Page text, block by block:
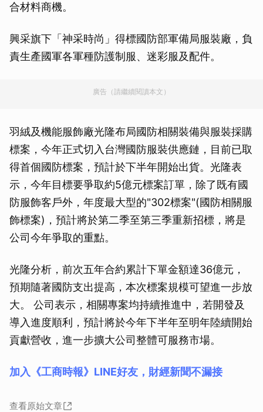
合材料商機。
興采旗下「神采時尚」得標國防部軍備局服裝廠，負
責生產國軍各軍種防護制服、迷彩服及配件。
廣告（請繼續閱讀本文）
羽絨及機能服飾廠光隆布局國防相關裝備與服裝採購
標案，今年正式切入台灣國防服裝供應鏈，目前已取
得首個國防標案，預計於下半年開始出貨。光隆表
示，今年目標要爭取約5億元標案訂單，除了既有國
防服飾客戶外，年度最大型的"302標案"(國防相關服
飾標案)，預計將於第二季至第三季重新招標，將是
公司今年爭取的重點。
光隆分析，前次五年合約累計下單金額達36億元，
預期隨著國防支出提高，本次標案規模可望進一步放
大。 公司表示，相關專案均持續推進中，若開發及
導入進度順利，預計將於今年下半年至明年陸續開始
貢獻營收，進一步擴大公司整體可服務市場。
加入《工商時報》LINE好友，財經新聞不漏接
查看原始文章